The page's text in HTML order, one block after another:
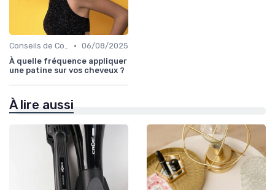
Conseils de Coiffage • 06/08/2025
À quelle fréquence appliquer
une patine sur vos cheveux ?
À lire aussi